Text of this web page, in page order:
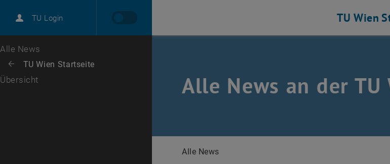
TU Login
Karriere
Zur 1. Menü Ebene
Alle News
Zurück: Subseiten von TU Wien Startseite auflisten
Zurück zur letzten Ebene:
TU Wien Startseite
Übersicht
TU Wien
Alle News an der TU
Alle News